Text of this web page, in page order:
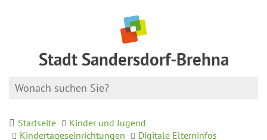
Stadt Sandersdorf-Brehna
Startseite
Kinder und Jugend
Kindertageseinrichtungen
Digitale Elterninfos